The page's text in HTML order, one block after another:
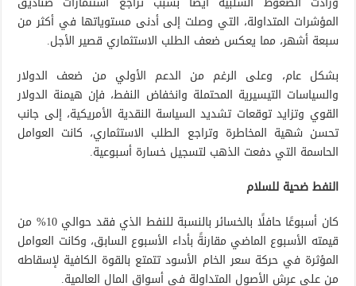
المؤشرات المتداولة، التي وصلت إلى أدنى مستوياتها في أكثر من
سبعة أشهر، مما يعكس ضعف الطلب الاستثماري قصير الأجل.
بشكل عام، وعلى الرغم من الدعم الأولي من ضعف الدولار
والسياسات التيسيرية المحتملة وانخفاض النفط، فإن هيمنة الدولار
القوي وتزايد توقعات تشديد السياسة النقدية الأمريكية، إلى جانب
تحسن شهية المخاطرة وتراجع الطلب الاستثماري، كانت العوامل
الحاسمة التي دفعت الذهب لتسجيل خسارة أسبوعية.
النفط ضحية للسلام
كان أسبوعًا حافلًا بالخسائر بالنسبة للنفط الذي فقد حوالي 10% من
قيمته الأسبوع الماضي مقارنةً بأداء الأسبوع السابق، وكانت العوامل
المؤثرة في حركة سعر الخام الأسود تتمتع بالقوة الكافية لإسقاطه
من على عرش الأصول المتداولة في أسواق المال العالمية.